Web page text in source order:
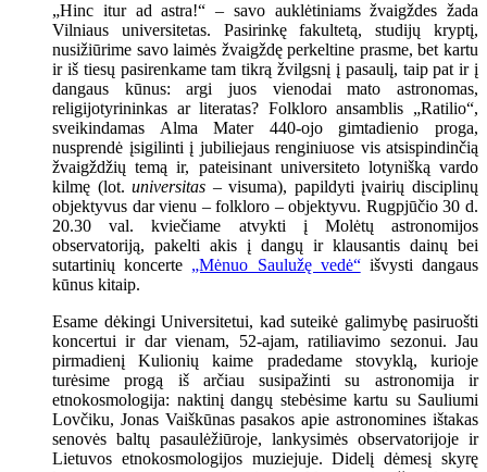
„Hinc itur ad astra!“ – savo auklėtiniams žvaigždes žada
Vilniaus universitetas. Pasirinkę fakultetą, studijų kryptį,
nusižiūrime savo laimės žvaigždę perkeltine prasme, bet kartu
ir iš tiesų pasirenkame tam tikrą žvilgsnį į pasaulį, taip pat ir į
dangaus kūnus: argi juos vienodai mato astronomas,
religijotyrininkas ar literatas? Folkloro ansamblis „Ratilio“,
sveikindamas Alma Mater 440-ojo gimtadienio proga,
nusprendė įsigilinti į jubiliejaus renginiuose vis atsispindinčią
žvaigždžių temą ir, pateisinant universiteto lotynišką vardo
kilmę (lot.universitas – visuma), papildyti įvairių disciplinų
objektyvus dar vienu – folkloro – objektyvu. Rugpjūčio 30 d.
20.30 val. kviečiame atvykti į Molėtų astronomijos
observatoriją, pakelti akis į dangų ir klausantis dainų bei
sutartinių koncerte „Mėnuo Saulužę vedė“išvysti dangaus
kūnus kitaip.
Esame dėkingi Universitetui, kad suteikė galimybę pasiruošti
koncertui ir dar vienam, 52-ajam, ratiliavimo sezonui. Jau
pirmadienį Kulionių kaime pradedame stovyklą, kurioje
turėsime progą iš arčiau susipažinti su astronomija ir
etnokosmologija: naktinį dangų stebėsime kartu su Sauliumi
Lovčiku, Jonas Vaiškūnas pasakos apie astronomines ištakas
senovės baltų pasaulėžiūroje, lankysimės observatorijoje ir
Lietuvos etnokosmologijos muziejuje. Didelį dėmesį skyrę